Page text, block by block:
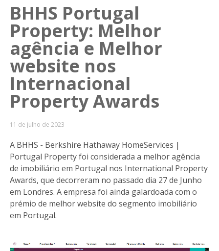
BHHS Portugal
Property: Melhor
agência e Melhor
website nos
Internacional
Property Awards
11 de julho de 2023
A BHHS - Berkshire Hathaway HomeServices |
Portugal Property foi considerada a melhor agência
de imobiliário em Portugal nos International Property
Awards, que decorreram no passado dia 27 de Junho
em Londres. A empresa foi ainda galardoada com o
prémio de melhor website do segmento imobiliário
em Portugal.